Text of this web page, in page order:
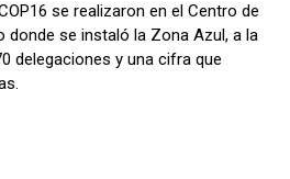
se realizaron en el Centro de
donde se instaló la Zona Azul, a la
delegaciones y una cifra que